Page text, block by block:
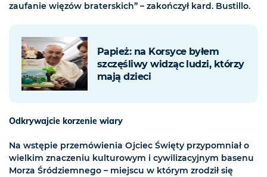
zaufanie więzów braterskich” – zakończył kard. Bustillo.
Papież: na Korsyce byłem
szczęśliwy widząc ludzi, którzy
mają dzieci
Odkrywajcie korzenie wiary
Na wstępie przemówienia Ojciec Święty przypomniał o
wielkim znaczeniu kulturowym i cywilizacyjnym basenu
Morza Śródziemnego – miejscu w którym zrodził się